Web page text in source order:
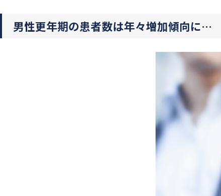
男性更年期の患者数は年々増加傾向に…